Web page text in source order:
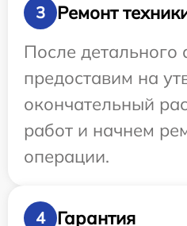
3
Ремонт
После
предоставим на
окончательный
работ и начнем
операции.
4
Гарантия